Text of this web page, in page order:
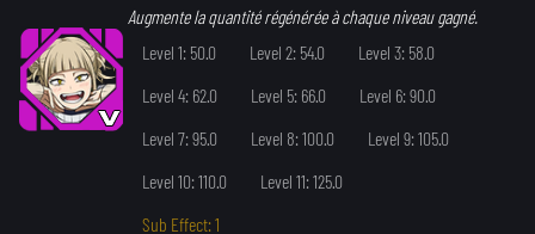
Augmente la quantité régénérée à chaque niveau gagné.
Level 1: 50.0
Level 2: 54.0
Level 3: 58.0
Level 4: 62.0
Level 5: 66.0
Level 6: 90.0
Level 7: 95.0
Level 8: 100.0
Level 9: 105.0
Level 10: 110.0
Level 11: 125.0
Sub Effect: 1